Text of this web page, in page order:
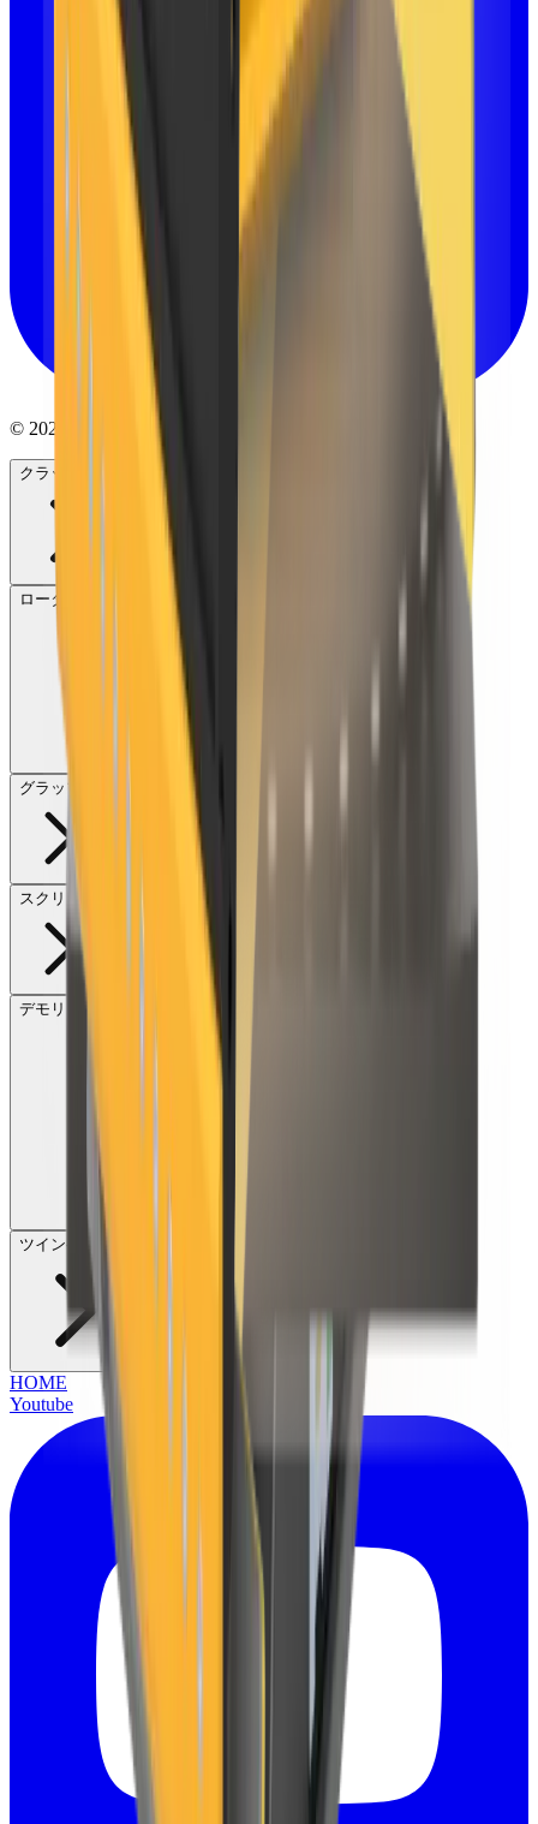
© 2025 MB Crusher Japan. All rights reserved.
クラッシャー
ロータリースクリーン
グラップル
スクリーン
デモリッションクラッシャー
ツインヘッダー
HOME
Youtube